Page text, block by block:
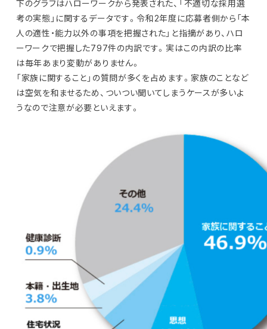
下のグラフはハローワークから発表された、「不適切な採用選
考の実態」に関するデータです。令和2年度に応募者側から「本
人の適性・能力以外の事項を把握された」と指摘があり、ハロ
ーワークで把握した797件の内訳です。実はこの内訳の比率
は毎年あまり変動がありません。
「家族に関すること」の質問が多くを占めます。家族のことなど
は空気を和ませるため、ついつい聞いてしまうケースが多いよ
うなので注意が必要といえます。